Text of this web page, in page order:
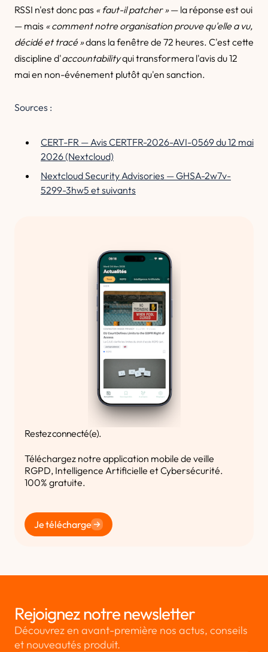
RSSI n'est donc pas « faut-il patcher »— la réponse est oui
— mais « comment notre organisation prouve qu'elle a vu,
décidé et tracé »dans la fenêtre de 72 heures. C'est cette
discipline d'accountabilityqui transformera l'avis du 12
mai en non-événement plutôt qu'en sanction.
Sources :
CERT-FR — Avis CERTFR-2026-AVI-0569 du 12 mai
2026 (Nextcloud)
Nextcloud Security Advisories — GHSA-2w7v-
5299-3hw5 et suivants
Restez connecté(e).
Téléchargez notre application mobile de veille
RGPD, Intelligence Artificielle et Cybersécurité.
100% gratuite.
Je télécharge
Rejoignez notre newsletter
Découvrez en avant-première nos actus, conseils
et nouveautés produit.